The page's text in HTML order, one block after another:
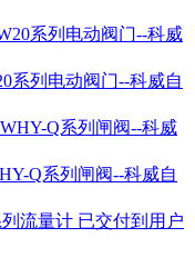
系列电动阀门--科威自
Q系列闸阀--科威自
已交付到用户